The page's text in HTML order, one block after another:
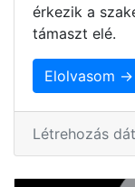
érkezik a
támaszt elé.
Elolvasom →
Létrehozás